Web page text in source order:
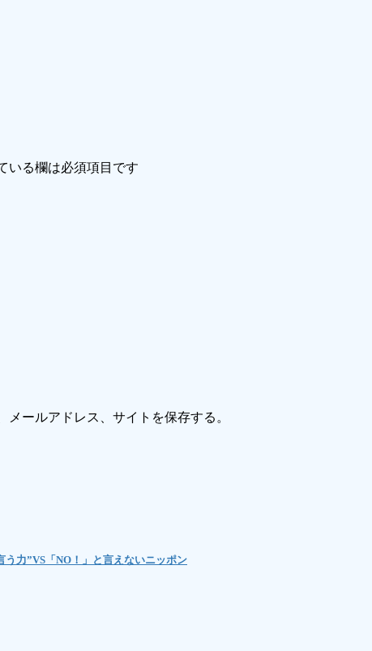
いる欄は必須項目です
ールアドレス、サイトを保存する。
力”VS「NO！」と言えないニッポン